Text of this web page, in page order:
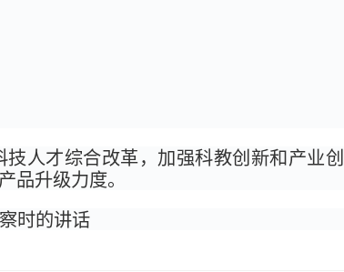
人才综合改革，加强科教创新和产业创
品升级力度。
时的讲话